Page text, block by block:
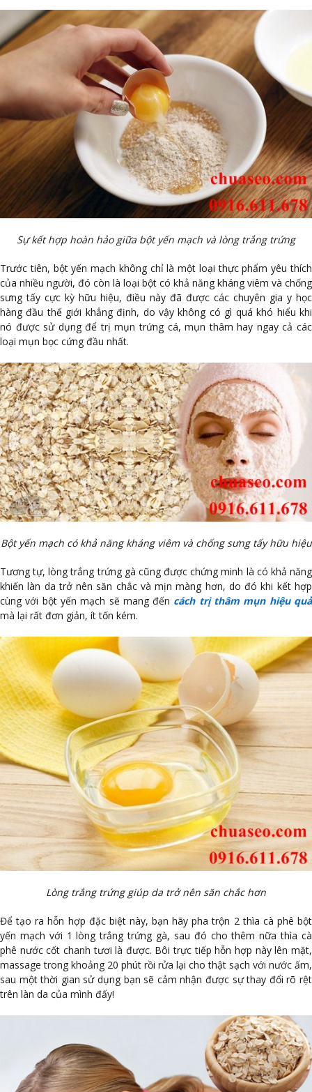
Sự kết hợp hoàn hảo giữa bột yến mạch và lòng trắng trứng
Trước tiên, bột yến mạch không chỉ là một loại thực phẩm yêu thích
của nhiều người, đó còn là loại bột có khả năng kháng viêm và chống
sưng tấy cực kỳ hữu hiệu, điều này đã được các chuyên gia y học
hàng đầu thế giới khẳng định, do vậy không có gì quá khó hiểu khi
nó được sử dụng để trị mụn trứng cá, mụn thâm hay ngay cả các
loại mụn bọc cứng đầu nhất.
Bột yến mạch có khả năng kháng viêm và chống sưng tấy hữu hiệu
Tương tự, lòng trắng trứng gà cũng được chứng minh là có khả năng
khiến làn da trở nên săn chắc và mịn màng hơn, do đó khi kết hợp
cùng với bột yến mạch sẽ mang đến cách trị thâm mụn hiệu quả
mà lại rất đơn giản, ít tốn kém.
Lòng trắng trứng giúp da trở nên săn chắc hơn
Để tạo ra hỗn hợp đặc biệt này, bạn hãy pha trộn 2 thìa cà phê bột
yến mạch với 1 lòng trắng trứng gà, sau đó cho thêm nữa thìa cà
phê nước cốt chanh tươi là được. Bôi trực tiếp hỗn hợp này lên mặt,
massage trong khoảng 20 phút rồi rửa lại cho thật sạch với nước ấm,
sau một thời gian sử dụng bạn sẽ cảm nhận được sự thay đổi rõ rệt
trên làn da của mình đấy!